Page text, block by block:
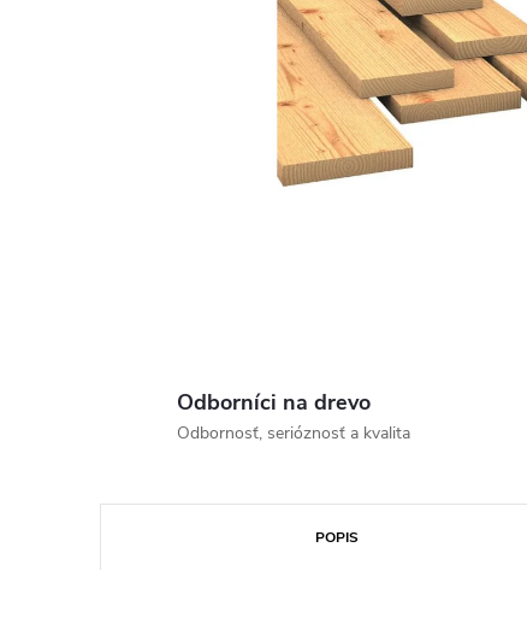
Odborníci na drevo
Odbornosť, serióznosť a kvalita
POPIS